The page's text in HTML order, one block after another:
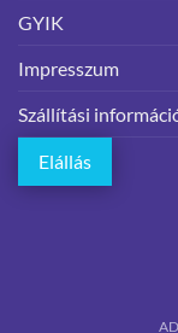
GYIK
Impresszum
Szállítási
Elállás